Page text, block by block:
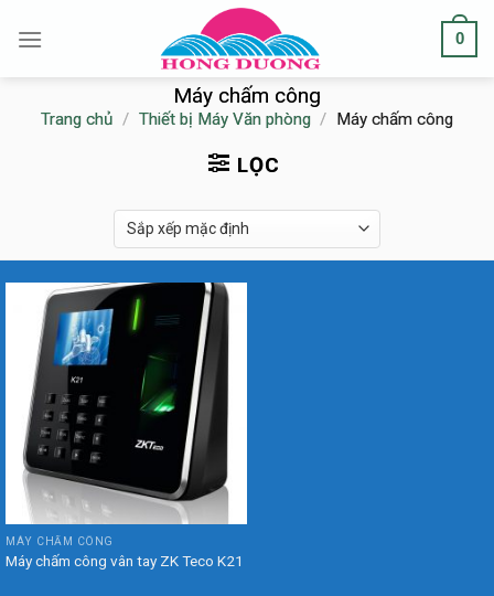
0
Máy chấm công
Trang chủ / Thiết bị Máy Văn phòng / Máy chấm công
LỌC
MÁY CHẤM CÔNG
Máy chấm công vân tay ZK Teco K21